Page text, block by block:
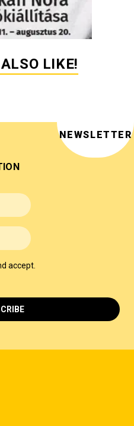
LIKE!
NEWSLETTER
accept.